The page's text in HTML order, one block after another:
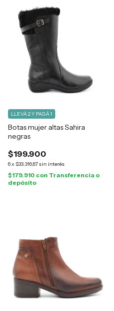
Botas mujer altas Sahira
negras
$199.900
6x $33.316,67 sin interés
LLEVÁ 2 Y PAGÁ 1
$179.910 con Transferencia o
depósito